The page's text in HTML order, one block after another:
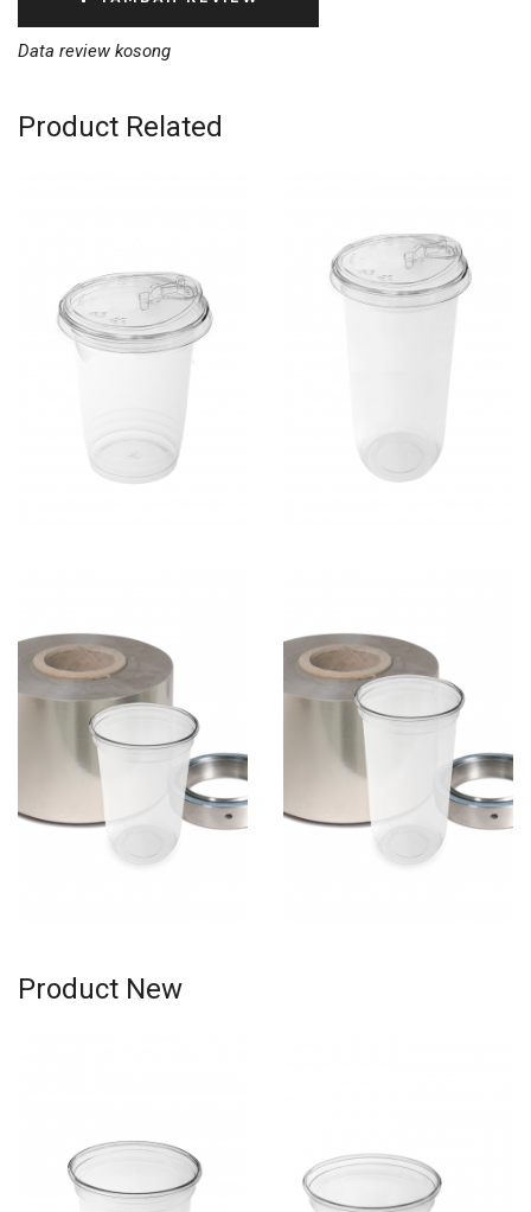
Data review kosong
Product Related
Rp892.000,-
Rp6.345.000,- Rp6.745.000,-
Product New
Rp572.000,- Rp1.384.000,-